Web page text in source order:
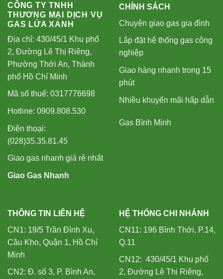
CÔNG TY TNHH
THƯƠNG MẠI DỊCH VỤ
GAS LỬA XANH
Địa chỉ: 430/45/1 Khu phố
2, Đường Lê Thị Riêng,
Phường Thới An, Thành
phố Hồ Chí Minh
Mã số thuế: 0317776698
Hotline: 0909.808.530
Điện thoại:
(028)35.35.81.45
Giao gas nhanh giá rẻ nhất
Giao Gas Nhanh
CHÍNH SÁCH
Chuyên giao gas gia đình
Lắp đặt hệ thống gas công
nghiệp
Giao hàng nhanh trong 15
phút
Nhiều khuyến mãi hấp dẫn
Gas Bình Minh
THÔNG TIN LIÊN HỆ
CN1: 19/5 Trần Đình Xu,
Cầu Kho, Quận 1, Hồ Chí
Minh
CN2: Đ. số 3, P. Bình An,
HỆ THỐNG CHI NHÁNH
CN11: 196 Bình Thới, P.14,
Q.11
CN12: 430/45/1 Khu phố
2, Đường Lê Thị Riêng,